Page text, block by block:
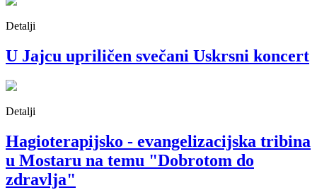
Detalji
U Jajcu upriličen svečani Uskrsni koncert
Detalji
Hagioterapijsko - evangelizacijska tribina
u Mostaru na temu "Dobrotom do
zdravlja"